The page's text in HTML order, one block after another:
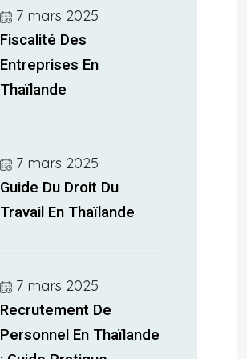
7 mars 2025
Fiscalité Des
Entreprises En
Thaïlande
7 mars 2025
Guide Du Droit Du
Travail En Thaïlande
7 mars 2025
Recrutement De
Personnel En Thaïlande